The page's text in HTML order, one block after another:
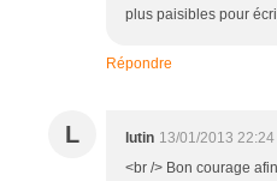
plus paisibles pour
Répondre
L lutin 13/01/2013 22:24
<br /> Bon courage